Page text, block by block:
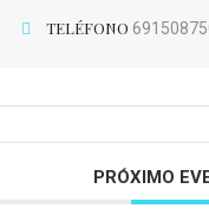
TELÉFONO
PRÓXIMO